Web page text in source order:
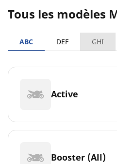
Tous les modèles
ABC DEF GHI
Active
Booster (All)